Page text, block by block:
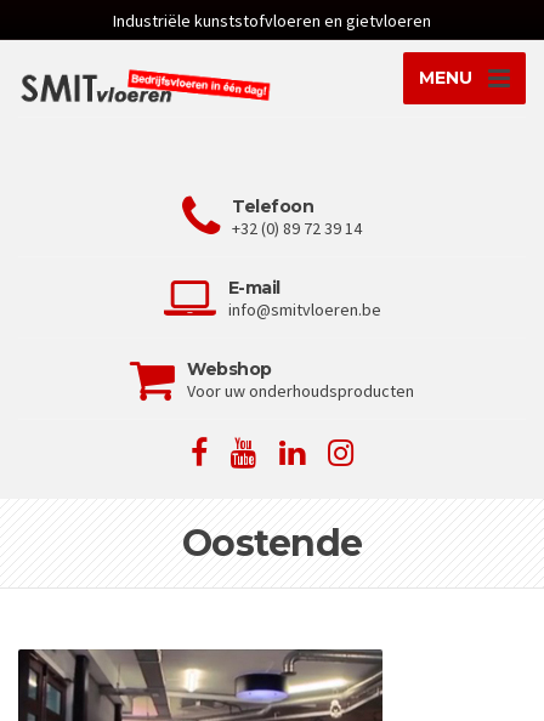
Industriële kunststofvloeren en gietvloeren
MENU
Telefoon
+32 (0) 89 72 39 14
E-mail
info@smitvloeren.be
Webshop
Voor uw onderhoudsproducten
Oostende